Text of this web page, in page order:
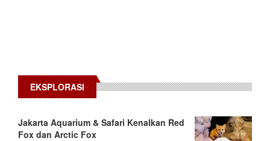
EKSPLORASI
Jakarta Aquarium & Safari Kenalkan Red
Fox dan Arctic Fox